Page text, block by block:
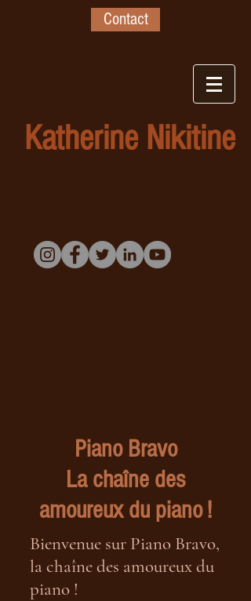
Contact
Katherine Nikitine
Piano Bravo
La chaîne des
amoureux du piano !
Bienvenue sur Piano Bravo,
la chaîne des amoureux du
piano !